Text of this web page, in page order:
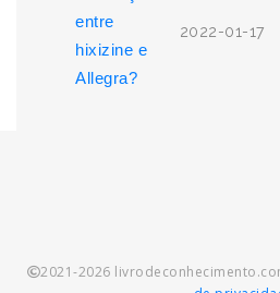
2022-01-17
2021-2026